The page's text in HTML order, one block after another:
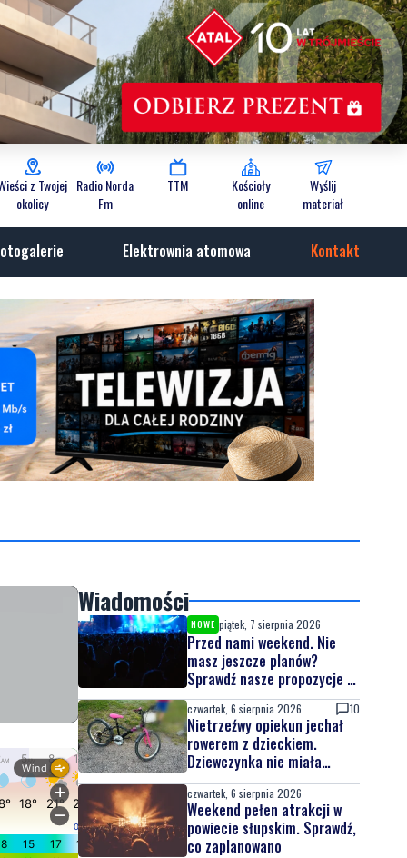
z Twojej
okolicy
Radio Norda
Fm
TTM
Kościoły
online
Wyślij
materiał
Elektrownia atomowa Kontakt
Wiadomości
NOWE piątek, 7 sierpnia 2026
Przed nami weekend. Nie
masz jeszcze planów?
Sprawdź nasze propozycje w
powiecie wejherowskim i
puckim
czwartek, 6 sierpnia 2026 10
Nietrzeźwy opiekun jechał
rowerem z dzieckiem.
Dziewczynka nie miała
kasku
czwartek, 6 sierpnia 2026
Weekend pełen atrakcji w
powiecie słupskim. Sprawdź,
co zaplanowano